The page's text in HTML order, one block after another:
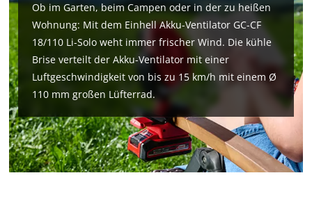
Ob im Garten, beim Campen oder in der zu heißen
Wohnung: Mit dem Einhell Akku-Ventilator GC-CF
18/110 Li-Solo weht immer frischer Wind. Die kühle
Brise verteilt der Akku-Ventilator mit einer
Luftgeschwindigkeit von bis zu 15 km/h mit einem Ø
110 mm großen Lüfterrad.